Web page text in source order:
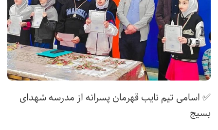
✅ اسامی تیم نایب قهرمان پسرانه از مدرسه شهدای
بسیج